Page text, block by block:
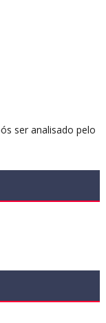
ser analisado pelo